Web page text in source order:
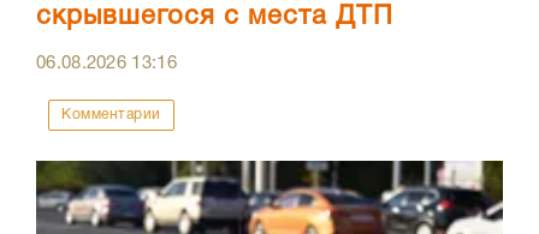
скрывшегося с места ДТП
06.08.2026 13:16
Комментарии